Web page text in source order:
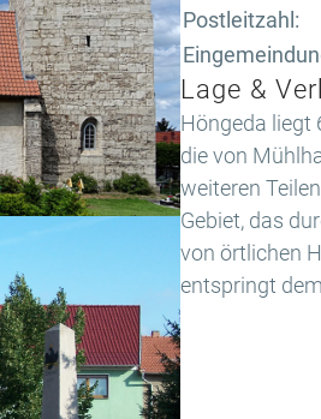
Postleitzahl:
Lage &
Höngeda liegt
die von
weiteren
Gebiet, das
von örtlichen
entspringt